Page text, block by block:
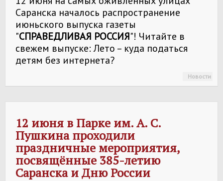
Саранска началось распространение
июньского выпуска газеты
"СПРАВЕДЛИВАЯ РОССИЯ"! Читайте в
свежем выпуске: Лето – куда податься
детям без интернета?
Новости
12 июня в Парке им. А. С.
Пушкина проходили
праздничные мероприятия,
посвящённые 385-летию
Саранска и Дню России